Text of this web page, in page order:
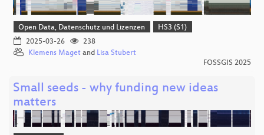
Open Data, Datenschutz und Lizenzen
HS3 (S1)
2025-03-26
238
Klemens Maget and Lisa Stubert
FOSSGIS 2025
Small seeds - why funding new ideas
matters